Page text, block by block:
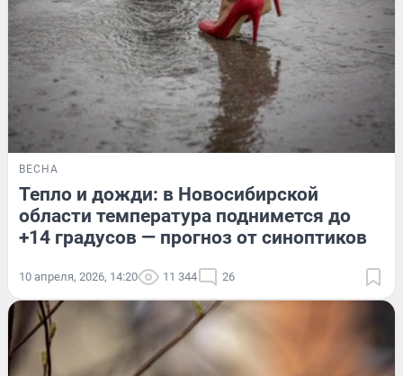
ВЕСНА
Тепло и дожди: в Новосибирской
области температура поднимется до
+14 градусов — прогноз от синоптиков
10 апреля, 2026, 14:20 11 344 26